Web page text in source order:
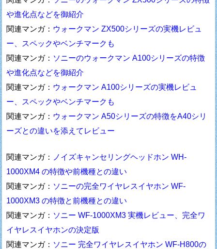
や進化点などを御紹介
関連マンガ： ウォークマン ZX500シリーズの実機レビュ
ー、スペックやベンチマークも
関連マンガ： ソニーのウォークマン A100シリーズの特徴
や進化点などを御紹介
関連マンガ： ウォークマン A100シリーズの実機レビュ
ー、スペックやベンチマークも
関連マンガ： ウォークマン A50シリーズの特徴をA40シリ
ーズとの違いを添えてレビュー
関連マンガ：
ノイズキャンセリングヘッドホン WH-
1000XM4 の特徴や前機種との違い
関連マンガ： ソニーの完全ワイヤレスイヤホン WF-
1000XM3 の特徴と前機種との違い
関連マンガ： ソニー WF-1000XM3 実機レビュー、完全ワ
イヤレスイヤホンの決定版
関連マンガ： ソニー 完全ワイヤレスイヤホン WF-H800の